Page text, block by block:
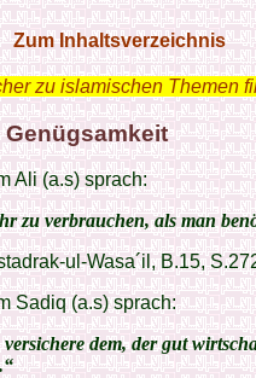
Zum Inhaltsverzeichnis
zu islamischen Themen
Genügsamkeit
Ali (a.s) sprach:
zu verbrauchen, als man
ul-Wasa´il, B.15,
Sadiq (a.s) sprach:
dem, der gut